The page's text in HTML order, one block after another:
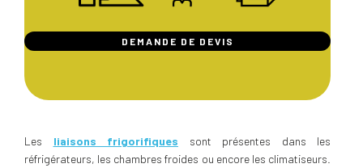
DEMANDE DE DEVIS
Les liaisons frigorifiques sont présentes dans les
réfrigérateurs, les chambres froides ou encore les climatiseurs.